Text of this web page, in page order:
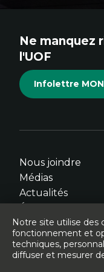
Ne manquez
l'UOF
Infolettre
Nous joindre
Médias
Actualités
© Université
Notre site utilise des
fonctionnement et
techniques,
diffuser et mesurer